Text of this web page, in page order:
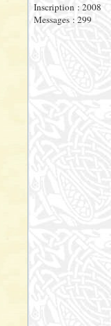
Inscription : 2008
Messages : 299